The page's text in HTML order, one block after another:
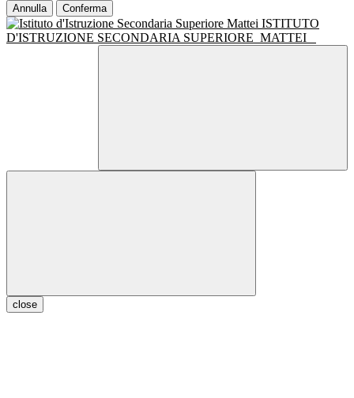
Annulla Conferma
ISTITUTO
D'ISTRUZIONE SECONDARIA SUPERIORE MATTEI
close